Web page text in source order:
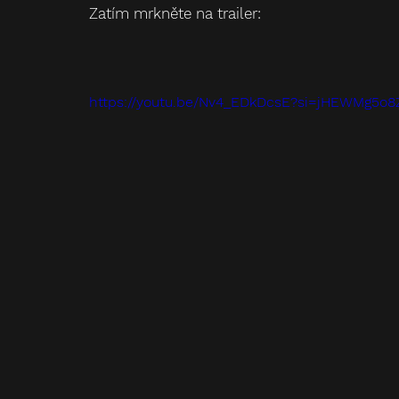
Zatím mrkněte na trailer:
https://youtu.be/